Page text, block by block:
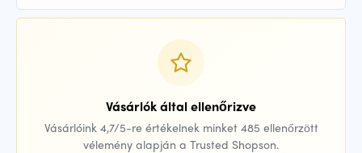
Vásárlók által ellenőrizve
Vásárlóink 4,7/5-re értékelnek minket 485 ellenőrzött
vélemény alapján a Trusted Shopson.